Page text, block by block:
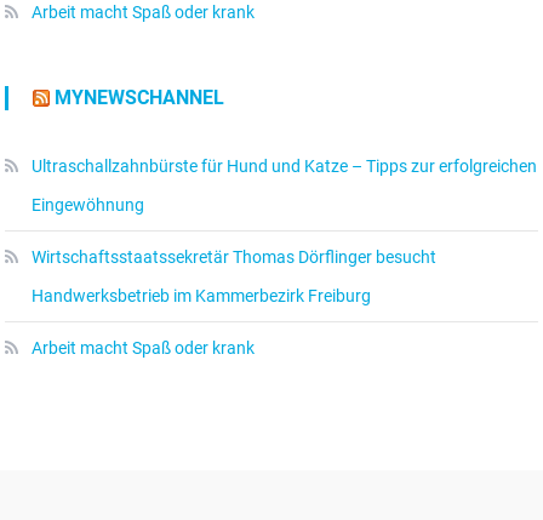
Arbeit macht Spaß oder krank
MYNEWSCHANNEL
Ultraschallzahnbürste für Hund und Katze – Tipps zur erfolgreichen
Eingewöhnung
Wirtschaftsstaatssekretär Thomas Dörflinger besucht
Handwerksbetrieb im Kammerbezirk Freiburg
Arbeit macht Spaß oder krank